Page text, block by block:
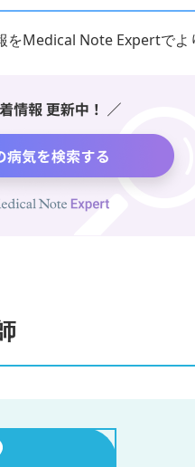
をMedical Note Expertでよ